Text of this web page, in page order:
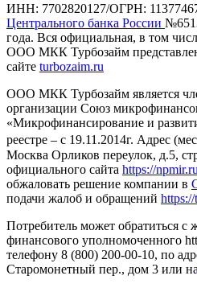
ИНН: 7702820127/ОГРН:
Центрального банка России
года. Вся официальная, в том
ООО МКК Турбозайм
сайте turbozaim.ru
ООО МКК Турбозайм является
организации Союз
«Микрофинансирование и
реестре – с 19.11.2014г. Адрес
Москва Орликов переулок, д.5,
официального сайта https://npmir.ru
обжаловать решение компании в
подачи жалоб и обращений
Потребитель может обратиться
финансового уполномоченного
телефону 8 (800) 200-00-10, по
Старомонетный пер., дом 3 или на